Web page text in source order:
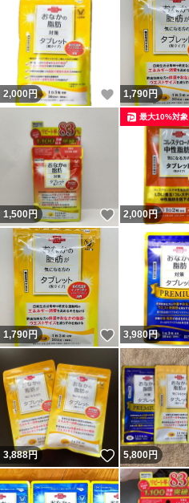
2,000 円 いいね！
1,790円
1,500円 いいね！
2,000円
最大10%対象
1,790円 いいね！
3,980円
3,888円 いいね！
5,800円